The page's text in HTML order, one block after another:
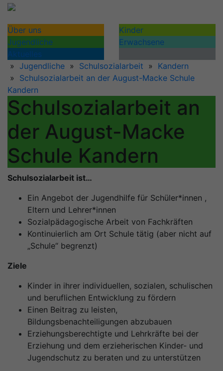
Über uns
Kinder
Jugendliche
Erwachsene
Aktuelles
» Jugendliche » Schulsozialarbeit » Kandern
» Schulsozialarbeit an der August-Macke Schule
Kandern
Schulsozialarbeit an
der August-Macke
Schule Kandern
Schulsozialarbeit ist…
Ein Angebot der Jugendhilfe für Schüler*innen ,
Eltern und Lehrer*innen
Sozialpädagogische Arbeit von Fachkräften
Kontinuierlich am Ort Schule tätig (aber nicht auf
„Schule“ begrenzt)
Ziele
Kinder in ihrer individuellen, sozialen, schulischen
und beruflichen Entwicklung zu fördern
Einen Beitrag zu leisten,
Bildungsbenachteiligungen abzubauen
Erziehungsberechtigte und Lehrkräfte bei der
Erziehung und dem erzieherischen Kinder- und
Jugendschutz zu beraten und zu unterstützen